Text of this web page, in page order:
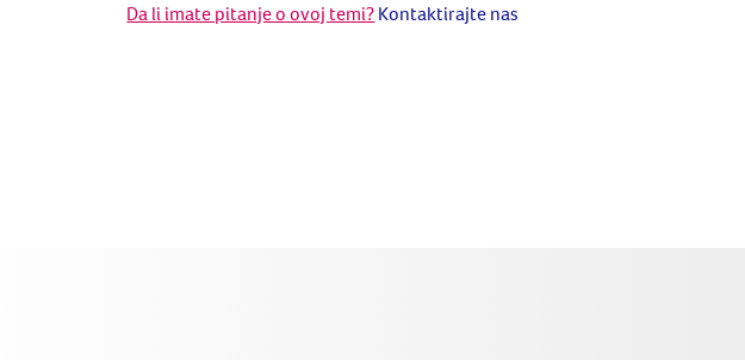
Da li imate pitanje o ovoj temi? Kontaktirajte nas